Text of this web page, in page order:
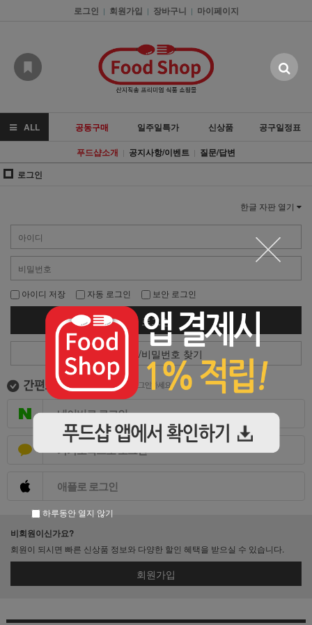
로그인 | 회원가입 | 장바구니 | 마이페이지
ALL 공동구매 일주일특가 신상품
공구일정표
푸드샵소개 | 공지사항/이벤트 | 질문/답변
로그인
한글 자판 열기
아이디 저장 자동 로그인 보안 로그인
로그인
아이디/비밀번호 찾기
네이버로 로그인
카카오톡으로 로그인
애플로 로그인
비회원이신가요?
회원이 되시면 빠른 신상품 정보와 다양한 할인 혜택을 받으실 수 있습니다.
회원가입
하루동안 열지 않기